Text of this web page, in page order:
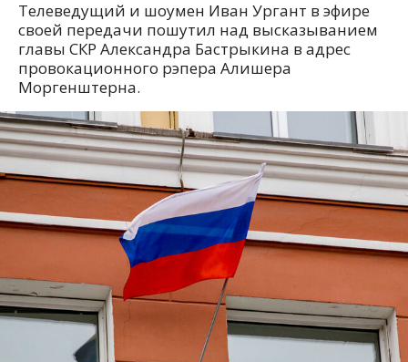
Телеведущий и шоумен Иван Ургант в эфире
своей передачи пошутил над высказыванием
главы СКР Александра Бастрыкина в адрес
провокационного рэпера Алишера
Моргенштерна.